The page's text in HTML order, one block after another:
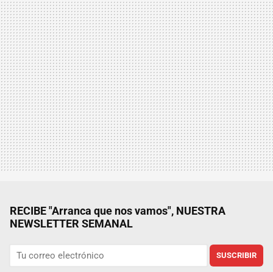
RECIBE "Arranca que nos vamos", NUESTRA
NEWSLETTER SEMANAL
SUSCRIBIR